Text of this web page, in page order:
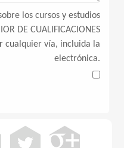
los cursos y estudios
DE CUALIFICACIONES
cualquier vía, incluida la
electrónica.